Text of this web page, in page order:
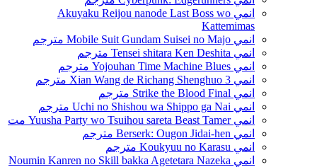
انمي Akuyaku Reijou nanode Last Boss wo
Kattemimas
انمي Mobile Suit Gundam Suisei no Majo مترجم
انمي Tensei shitara Ken Deshita مترجم
انمي Yojouhan Time Machine Blues مترجم
انمي Xian Wang de Richang Shenghuo 3 مترجم
انمي Strike the Blood Final مترجم
انمي Uchi no Shishou wa Shippo ga Nai مترجم
انمي Yuusha Party wo Tsuihou sareta Beast Tamer مت
انمي Berserk: Ougon Jidai-hen مترجم
انمي Koukyuu no Karasu مترجم
انمي Noumin Kanren no Skill bakka Agetetara Nazeka